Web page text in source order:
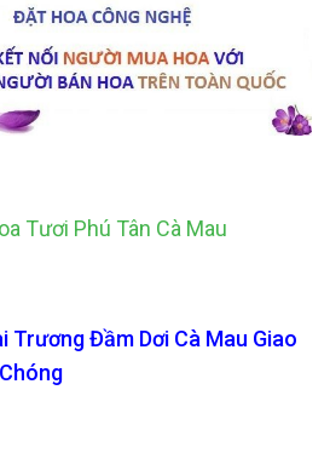
Tươi Phú Tân Cà Mau
Trương Đầm Dơi Cà Mau Giao